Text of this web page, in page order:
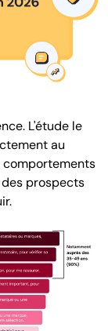
L'étude le
au
comportements
prospects